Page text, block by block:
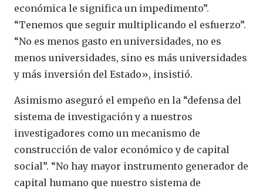
económica le significa un impedimento”.
“Tenemos que seguir multiplicando el esfuerzo”.
“No es menos gasto en universidades, no es
menos universidades, sino es más universidades
y más inversión del Estado», insistió.
Asimismo aseguró el empeño en la “defensa del
sistema de investigación y a nuestros
investigadores como un mecanismo de
construcción de valor económico y de capital
social”. “No hay mayor instrumento generador de
capital humano que nuestro sistema de